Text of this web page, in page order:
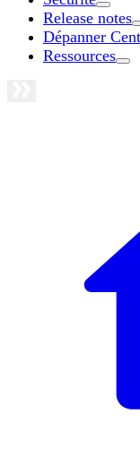
Release notes
Dépanner
Ressources